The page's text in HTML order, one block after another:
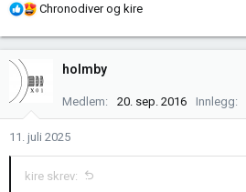
R
s
o
n
e
r
Chronodiverog kire
holmby
Medlem 20. sep. 2016 Innlegg
11. juli 2025
kire skrev: